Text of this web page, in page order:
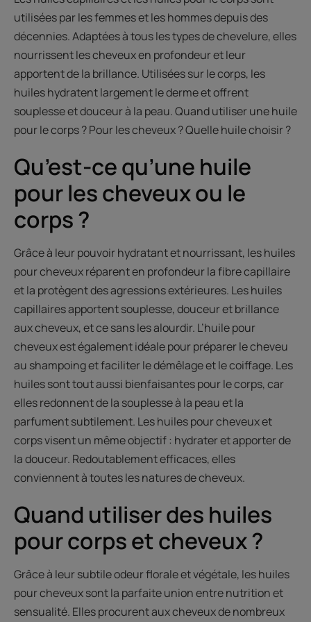
utilisées par les femmes et les hommes depuis des
décennies. Adaptées à tous les types de chevelure, elles
nourrissent les cheveux en profondeur et leur
apportent de la brillance. Utilisées sur le corps, les
huiles hydratent largement le derme et offrent
souplesse et douceur à la peau. Quand utiliser une huile
pour le corps ? Pour les cheveux ? Quelle huile choisir ?
Qu’est-ce qu’une huile
pour les cheveux ou le
corps ?
Grâce à leur pouvoir hydratant et nourrissant, les huiles
pour cheveux réparent en profondeur la fibre capillaire
et la protègent des agressions extérieures. Les huiles
capillaires apportent souplesse, douceur et brillance
aux cheveux, et ce sans les alourdir. L’huile pour
cheveux est également idéale pour préparer le cheveu
au shampoing et faciliter le démêlage et le coiffage. Les
huiles sont tout aussi bienfaisantes pour le corps, car
elles redonnent de la souplesse à la peau et la
parfument subtilement. Les huiles pour cheveux et
corps visent un même objectif : hydrater et apporter de
la douceur. Redoutablement efficaces, elles
conviennent à toutes les natures de cheveux.
Quand utiliser des huiles
pour corps et cheveux ?
Grâce à leur subtile odeur florale et végétale, les huiles
pour cheveux sont la parfaite union entre nutrition et
sensualité. Elles procurent aux cheveux de nombreux